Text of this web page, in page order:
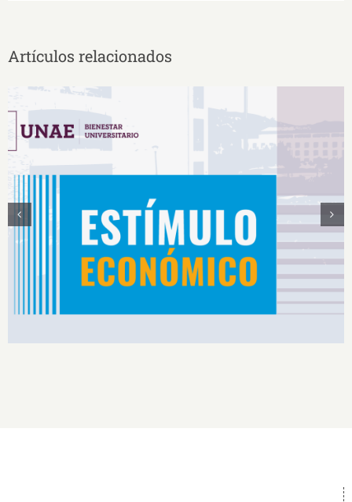
Artículos relacionados
Estímulos Económicos para Deportistas de Alto
Rendimiento IS2026